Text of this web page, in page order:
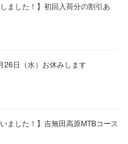
ました！】初回入荷分の割引あ
26日（水）お休みします
ました！】吉無田高原MTBコース